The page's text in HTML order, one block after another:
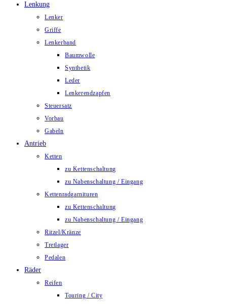
Lenkung
Lenker
Griffe
Lenkerband
Baumwolle
Synthetik
Leder
Lenkerendzapfen
Steuersatz
Vorbau
Gabeln
Antrieb
Ketten
zu Kettenschaltung
zu Nabenschaltung / Eingang
Kettenradgarnituren
zu Kettenschaltung
zu Nabenschaltung / Eingang
Ritzel/Kränze
Tretlager
Pedalen
Räder
Reifen
Touring / City